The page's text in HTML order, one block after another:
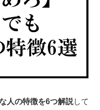
人の特徴を6つ解説して